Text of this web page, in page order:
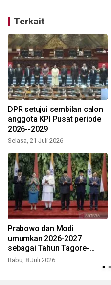
Terkait
DPR setujui sembilan calon
anggota KPI Pusat periode
2026--2029
Selasa, 21 Juli 2026
Prabowo dan Modi
umumkan 2026-2027
sebagai Tahun Tagore-
Dewantara
Rabu, 8 Juli 2026